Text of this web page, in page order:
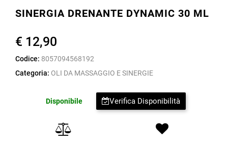
SINERGIA DRENANTE DYNAMIC 30 ML
€ 12,90
Codice: 8057094568192
Categoria: OLI DA MASSAGGIO E SINERGIE
Verifica Disponibilità
Disponibile